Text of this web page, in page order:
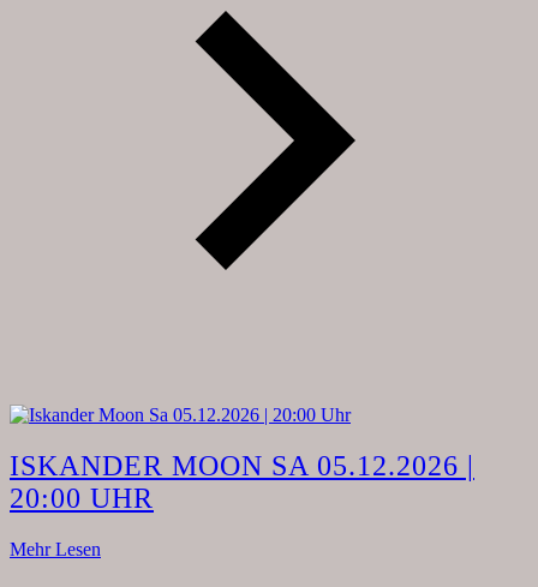
ISKANDER MOON SA 05.12.2026 |
20:00 UHR
Mehr Lesen